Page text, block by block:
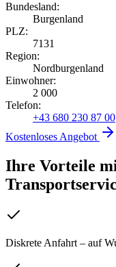
Bundesland:
Burgenland
PLZ:
7131
Region:
Nordburgenland
Einwohner:
2 000
Telefon:
+43 680 230 87 00
Kostenloses Angebot
Ihre Vorteile
Diskrete Anfahrt – auf